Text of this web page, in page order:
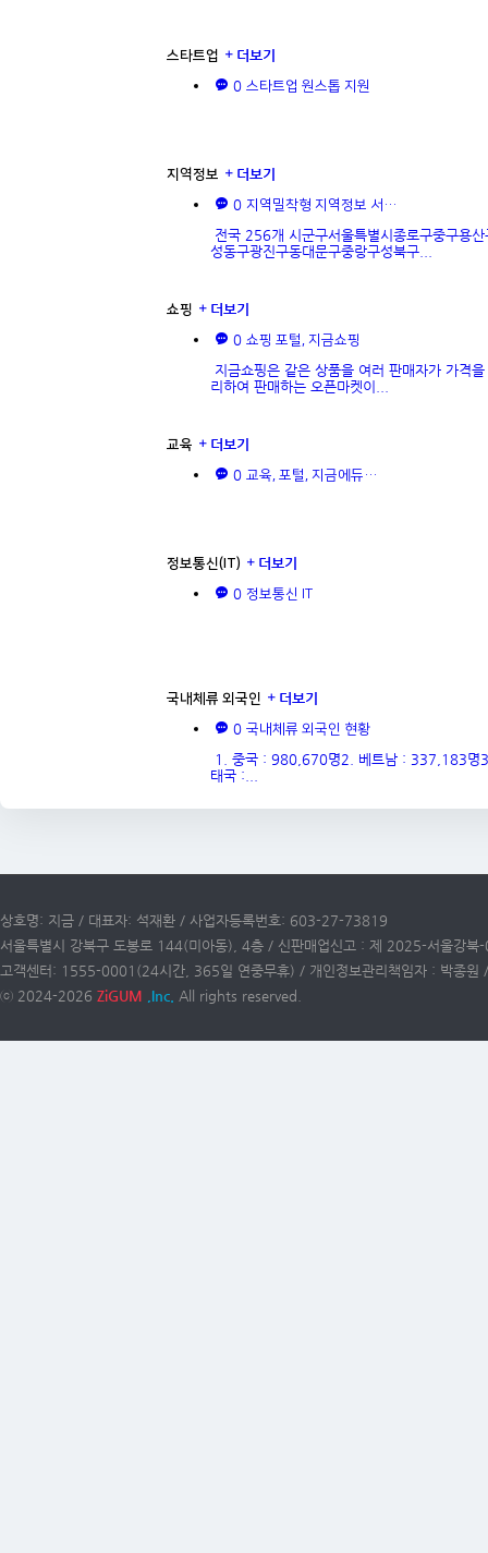
스타트업
더보기
0 스타트업 원스톱 지원
지역정보
더보기
0 지역밀착형 지역정보 서…
전국 256개 시군구서울특별시종로구중구용산
성동구광진구동대문구중랑구성북구...
쇼핑
더보기
0 쇼핑 포털, 지금쇼핑
지금쇼핑은 같은 상품을 여러 판매자가 가격을
리하여 판매하는 오픈마켓이...
교육
더보기
0 교육, 포털, 지금에듀…
정보통신(IT)
더보기
0 정보통신 IT
국내체류 외국인
더보기
0 국내체류 외국인 현황
1. 중국 : 980,670명2. 베트남 : 337,183명
태국 :...
상호명: 지금 / 대표자: 석재환 / 사업자등록번호: 603-27-73819
서울특별시 강북구 도봉로 144(미아동), 4층 / 신판매업신고 : 제 2025-서울강북
고객센터: 1555-0001(24시간, 365일 연중무휴) / 개인정보관리책임자 : 박종
ⓒ 2024-2026 ZiGUM ,Inc. All rights reserved.